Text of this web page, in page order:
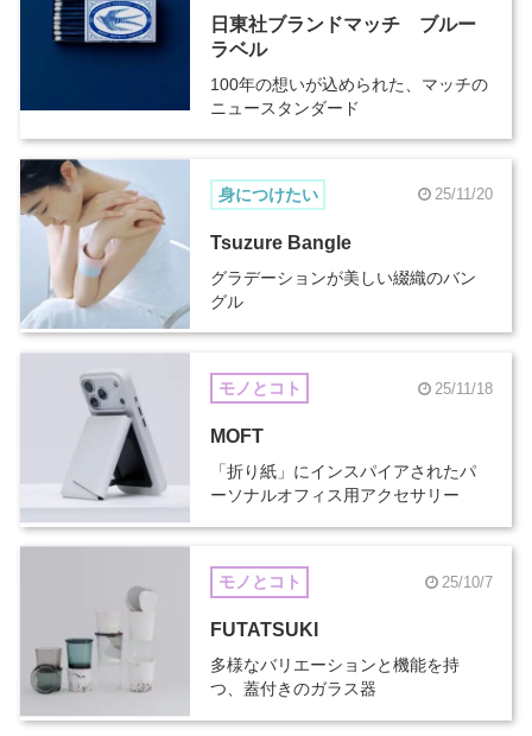
日東社ブランドマッチ ブルー
ラベル
100年の想いが込められた、マッチの
ニュースタンダード
身につけたい 25/11/20
Tsuzure Bangle
グラデーションが美しい綴織のバン
グル
モノとコト 25/11/18
MOFT
「折り紙」にインスパイアされたパ
ーソナルオフィス用アクセサリー
モノとコト 25/10/7
FUTATSUKI
多様なバリエーションと機能を持
つ、蓋付きのガラス器